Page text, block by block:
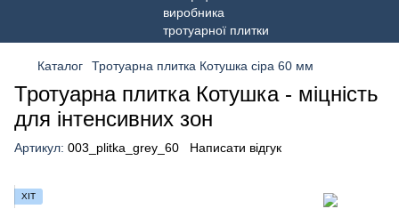
Каталог Тротуарна плитка Котушка сіра 60 мм
Тротуарна плитка Котушка - міцність
для інтенсивних зон
Артикул: 003_plitka_grey_60 Написати відгук
ХІТ